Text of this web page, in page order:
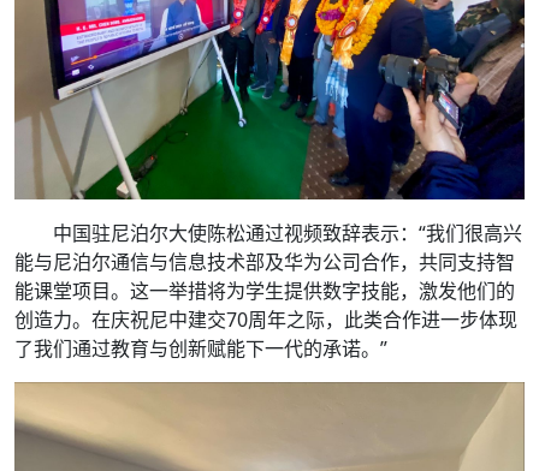
中国驻尼泊尔大使陈松通过视频致辞表示：“我们很高兴
能与尼泊尔通信与信息技术部及华为公司合作，共同支持智
能课堂项目。这一举措将为学生提供数字技能，激发他们的
创造力。在庆祝尼中建交70周年之际，此类合作进一步体现
了我们通过教育与创新赋能下一代的承诺。”